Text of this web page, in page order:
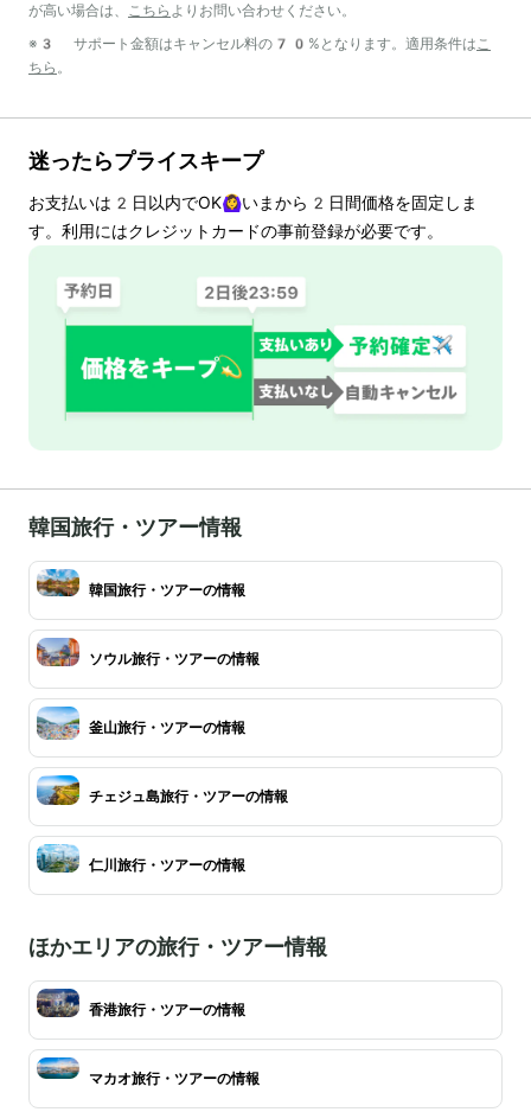
が高い場合は、
こちら よりお問い合わせください。
※3 サポート金額はキャンセル料の70%となります。適用条件は こ
ちら 。
迷ったらプライスキープ
お支払いは 2 日以内でOK🙆‍♀️いまから 2 日間価格を固定しま
す。利用にはクレジットカードの事前登録が必要です。
韓国旅行・ツアー情報
韓国旅行・ツアーの情報
ソウル旅行・ツアーの情報
釜山旅行・ツアーの情報
チェジュ島旅行・ツアーの情報
仁川旅行・ツアーの情報
ほかエリアの旅行・ツアー情報
香港旅行・ツアーの情報
マカオ旅行・ツアーの情報